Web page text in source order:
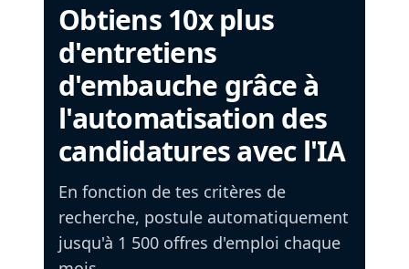
Obtiens 10x plus
d'entretiens
d'embauche grâce à
l'automatisation des
candidatures avec l'IA
En fonction de tes critères de
recherche, postule automatiquement
jusqu'à 1 500 offres d'emploi chaque